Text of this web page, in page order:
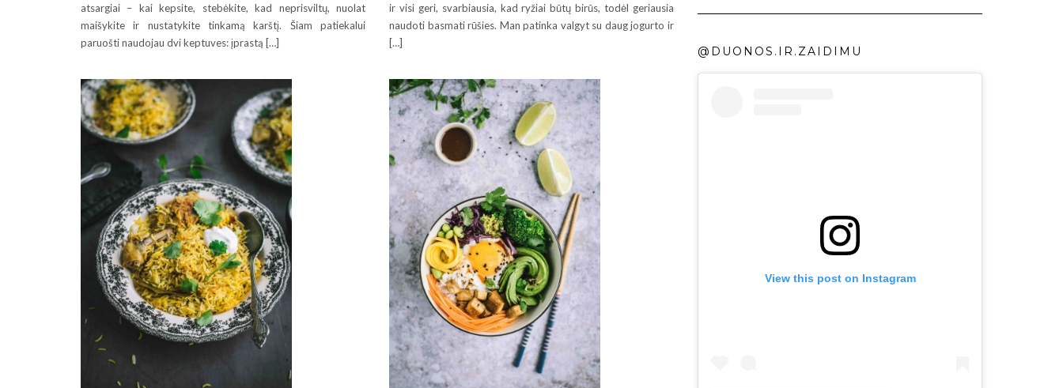
atsargiai – kai kepsite, stebėkite, kad neprisviltų, nuolat
maišykite ir nustatykite tinkamą karštį. Šiam patiekalui
paruošti naudojau dvi keptuves: įprastą […]
ir visi geri, svarbiausia, kad ryžiai būtų birūs, todėl geriausia
naudoti basmati rūšies. Man patinka valgyt su daug jogurto ir
[…]
@DUONOS.IR.ZAIDIMU
View this post on Instagram